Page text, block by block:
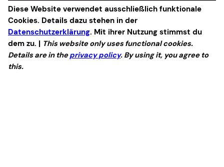
Diese Website verwendet ausschließlich funktionale
Cookies. Details dazu stehen in der
Datenschutzerklärung. Mit ihrer Nutzung stimmst du
dem zu. | This website only uses functional cookies.
Details are in theprivacy policy. By using it, you agree to
this.